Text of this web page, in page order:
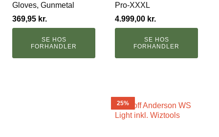
Gloves, Gunmetal
369,95 kr.
SE HOS
FORHANDLER
Pro-XXXL
4.999,00 kr.
SE HOS
FORHANDLER
25%